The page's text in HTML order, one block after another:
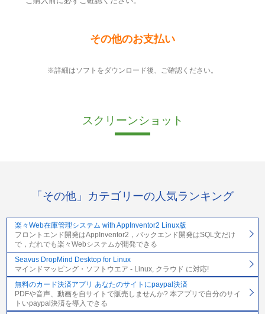
その他のお支払い
※詳細はソフトをダウンロード後、ご確認ください。
スクリーンショット
「その他」カテゴリーの人気ランキング
楽々Web在庫管理システム with AppInventor2 Linux版
フロントエンド開発はAppInventor2，バックエンド開発はSQL文だけ
で，だれでも楽々Webシステムが開発できる
Seavus DropMind Desktop for Linux
マインドマッピング・ソフトウエア - Linux, クラウド に対応!
無料のカード決済アプリ あなたのサイトにpaypal決済
PDFや音声、動画を自サイトで販売しませんか? 本アプリで自分のサイ
トいpaypal決済を導入できる